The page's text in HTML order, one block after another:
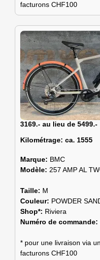
facturons CHF100
3169.- au lieu de 5499.-
Kilométrage: ca. 1555
Marque: BMC
Modèle: 257 AMP AL
Taille: M
Couleur: POWDER
Shop*: Riviera
Numéro de commande:
* pour une livraison via
facturons CHF100